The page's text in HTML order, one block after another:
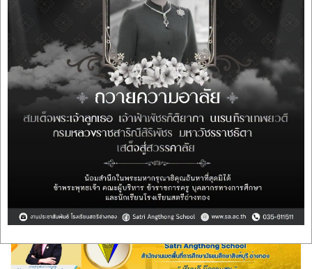
ฉบับที่ 4 พฤษภาคม 2568
30 กรกฎาคม 2568